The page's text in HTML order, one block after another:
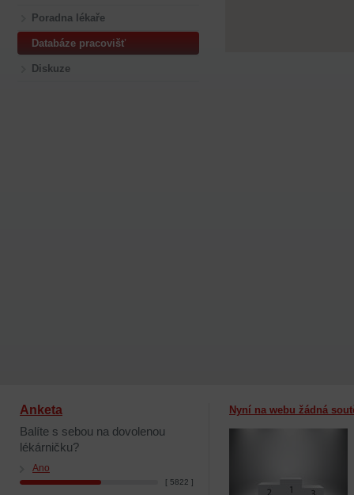
Poradna lékaře
Databáze pracovišť
Diskuze
Anketa
Balíte s sebou na dovolenou
lékárničku?
Ano
[ 5822 ]
Nyní na webu žádná